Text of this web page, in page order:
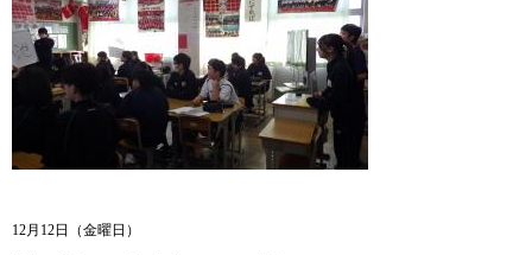
12月12日（金曜日）